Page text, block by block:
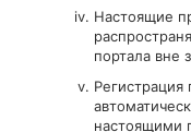
Настоящие
портала вне
Регистрация
настоящими